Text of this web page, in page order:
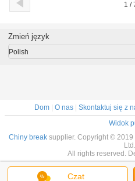
1 /
Czat
Zmień język
Polish
Dom O nas Skontaktuj się z
Widok
Chiny breaksupplier. Copyright © 2019
All rights reserved.